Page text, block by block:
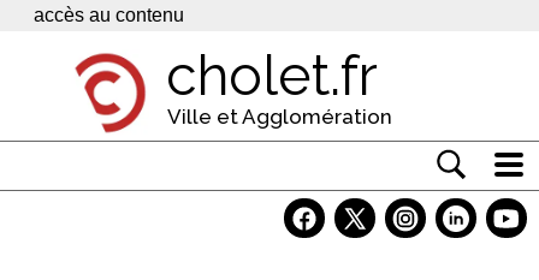
Panneau de gestion des cookies
accès au contenu
cholet.fr
Ville et Agglomération